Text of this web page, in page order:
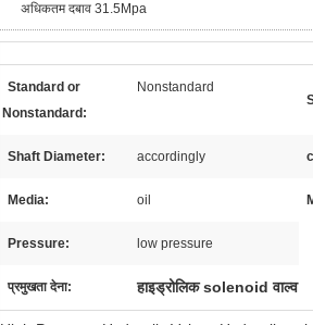
अधिकतम दबाव 31.5Mpa
Standard or
Nonstandard:
Nonstandard
Shaft Diameter: accordingly
Media: oil
Pressure: low pressure
प्रमुखता देना: हाइड्रोलिक solenoid वाल्व